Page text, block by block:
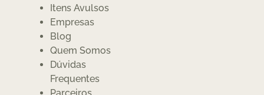
Itens Avulsos
Empresas
Blog
Quem Somos
Dúvidas
Frequentes
Parceiros